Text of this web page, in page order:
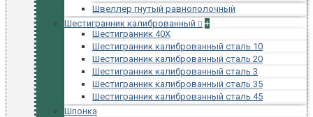
Швеллер гнутый равнополочный
Шестигранник калиброванный
+
Шестигранник 40Х
Шестигранник калиброванный сталь 10
Шестигранник калиброванный сталь 20
Шестигранник калиброванный сталь 3
Шестигранник калиброванный сталь 35
Шестигранник калиброванный сталь 45
Шпонка